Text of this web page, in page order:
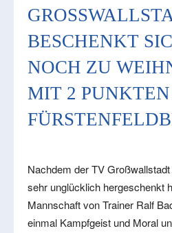
ESCHENKT
OCH ZU
IT 2 PUNKTEN
Nachdem der TV
sehr unglücklich hergeschenkt
Mannschaft von Trainer Ralf
einmal Kampfgeist und Moral